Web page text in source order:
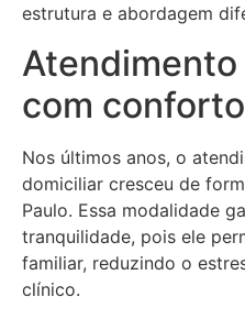
estrutura e abordagem
com
Nos últimos anos, o
domiciliar cresceu de
Paulo. Essa modalidade
tranquilidade, pois ele
familiar, reduzindo o
clínico.